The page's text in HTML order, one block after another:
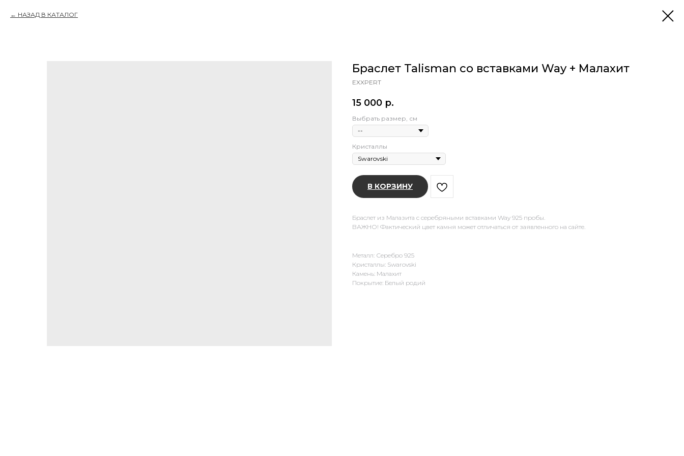
НАЗАД В КАТАЛОГ
Браслет Talisman со вставками Way + Малахит
EXXPERT
15 000 р.
Выбрать размер, см
Кристаллы
В КОРЗИНУ
Браслет из Малазита с серебряными вставками Way 925 пробы.
ВАЖНО! Фактический цвет камня может отличаться от заявленного на сайте.
Металл: Серебро 925
Кристаллы: Swarovski
Камень: Малахит
Покрытие: Белый родий